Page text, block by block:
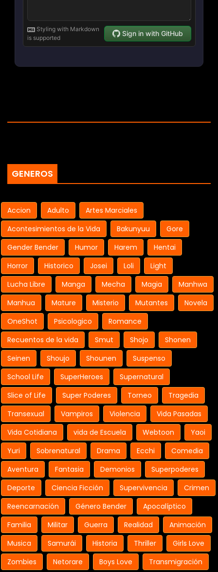
GENEROS
Accion Adulto
Artes Marciales
Acontesimientos de la Vida
Bakunyuu
Gore
Gender Bender
Humor Harem
Hentai
Horror
Historico Josei Loli
Light
Lucha Libre
Manga Mecha Magia
Manhwa
Manhua
Mature Misterio Mutantes
Novela
OneShot
Psicologico
Romance
Recuentos de la vida
Smut Shojo
Shonen
Seinen
Shoujo Shounen
Suspenso
School Life
SuperHeroes
Supernatural
Slice of Life
Super Poderes Torneo
Tragedia
Transexual
Vampiros Violencia
Vida Pasadas
Vida Cotidiana
vida de Escuela Webtoon
Yaoi
Yuri
Sobrenatural Drama Ecchi
Comedia
Aventura
Fantasia Demonios
Superpoderes
Deporte
Ciencia Ficción Supervivencia
Crimen
Reencarnación
Género Bender
Apocalíptico
Familia
Militar Guerra Realidad
Animación
Musica
Samurái Historia Thriller
Girls Love
Zombies
Netorare Boys Love Transmigración